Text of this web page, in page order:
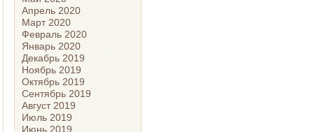
Апрель 2020
Март 2020
Февраль 2020
Январь 2020
Декабрь 2019
Ноябрь 2019
Октябрь 2019
Сентябрь 2019
Август 2019
Июль 2019
Июнь 2019